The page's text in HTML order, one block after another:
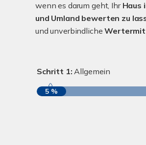
wenn es darum geht, Ihr Haus
und Umland bewerten zu
und unverbindliche
Schritt 1: Allgemein
5 %